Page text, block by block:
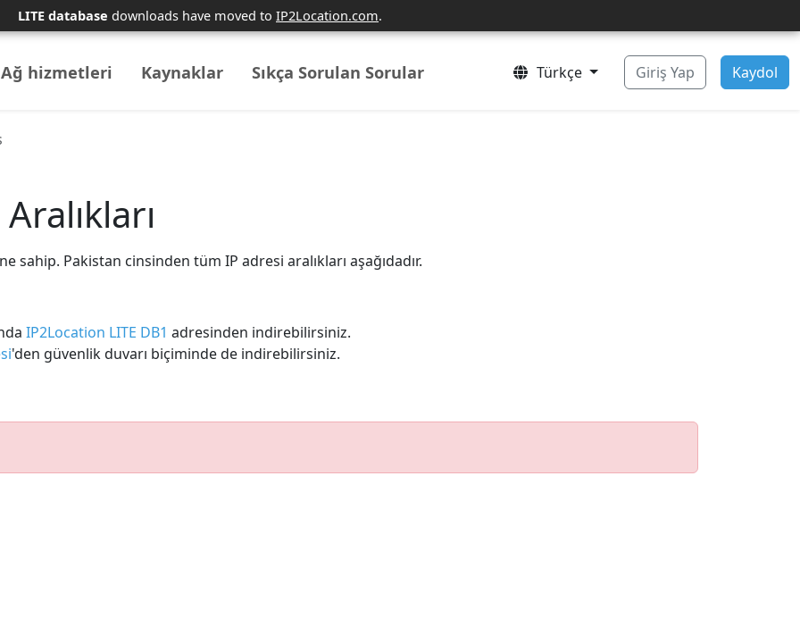
LITE database downloads have moved to IP2Location.com.
Ağ hizmetleri Kaynaklar Sıkça Sorulan Sorular Türkçe Giriş Yap Kaydol
sahip. Pakistan cinsinden tüm IP adresi aralıkları aşağıdadır.
IP2Location LITE DB1 adresinden indirebilirsiniz.
'den güvenlik duvarı biçiminde de indirebilirsiniz.